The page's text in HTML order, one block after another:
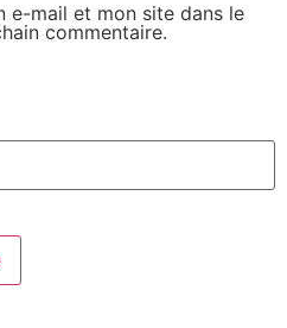
e-mail et mon site dans le
commentaire.